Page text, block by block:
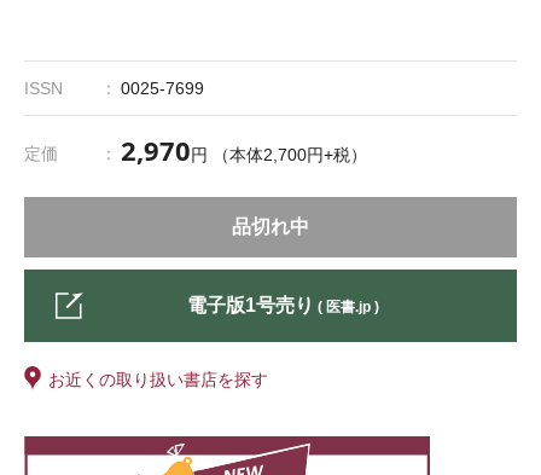
ISSN 0025-7699
定価 2,970円 （本体2,700円+税）
品切れ中
電子版1号売り ( 医書.jp )
お近くの取り扱い書店を探す